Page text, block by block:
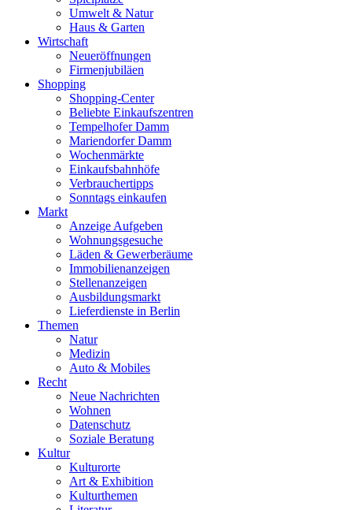
Umwelt & Natur
Haus & Garten
Wirtschaft
Neueröffnungen
Firmenjubiläen
Shopping
Shopping-Center
Beliebte Einkaufszentren
Tempelhofer Damm
Mariendorfer Damm
Wochenmärkte
Einkaufsbahnhöfe
Verbrauchertipps
Sonntags einkaufen
Markt
Anzeige Aufgeben
Wohnungsgesuche
Läden & Gewerberäume
Immobilienanzeigen
Stellenanzeigen
Ausbildungsmarkt
Lieferdienste in Berlin
Themen
Natur
Medizin
Auto & Mobiles
Recht
Neue Nachrichten
Wohnen
Datenschutz
Soziale Beratung
Kultur
Kulturorte
Art & Exhibition
Kulturthemen